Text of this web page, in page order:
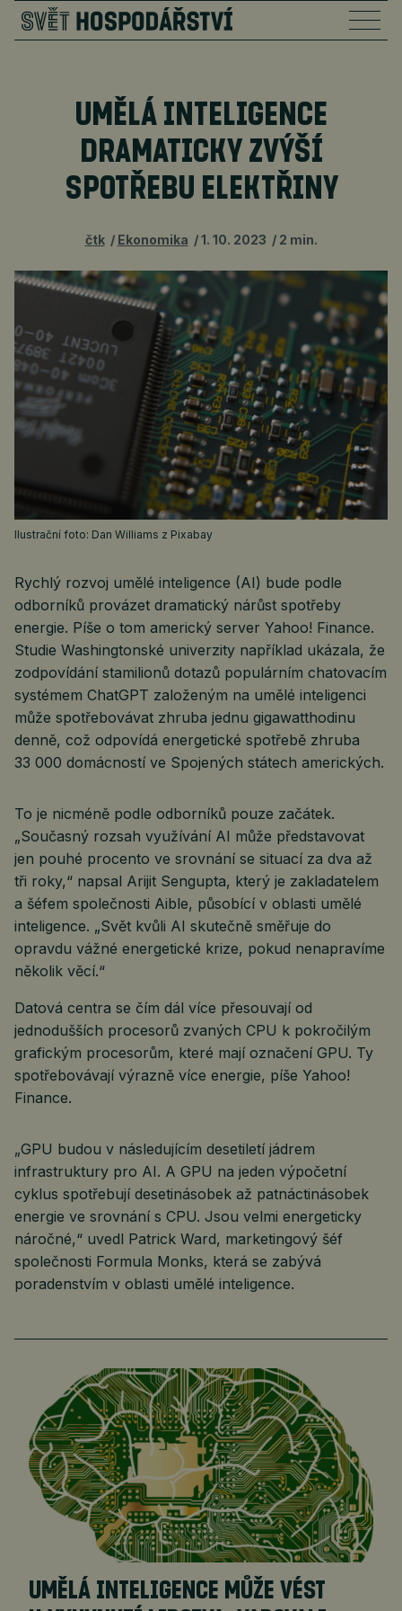
UMĚLÁ INTELIGENCE
DRAMATICKY ZVÝŠÍ
SPOTŘEBU ELEKTŘINY
čtk Ekonomika 1. 10. 2023 2 min.
Ilustrační foto: Dan Williams z Pixabay
Rychlý rozvoj umělé inteligence (AI) bude podle
odborníků provázet dramatický nárůst spotřeby
energie. Píše o tom americký server Yahoo! Finance.
Studie Washingtonské univerzity například ukázala, že
zodpovídání stamilionů dotazů populárním chatovacím
systémem ChatGPT založeným na umělé inteligenci
může spotřebovávat zhruba jednu gigawatthodinu
denně, což odpovídá energetické spotřebě zhruba
33 000 domácností ve Spojených státech amerických.
To je nicméně podle odborníků pouze začátek.
„Současný rozsah využívání AI může představovat
jen pouhé procento ve srovnání se situací za dva až
tři roky,“ napsal Arijit Sengupta, který je zakladatelem
a šéfem společnosti Aible, působící v oblasti umělé
inteligence. „Svět kvůli AI skutečně směřuje do
opravdu vážné energetické krize, pokud nenapravíme
několik věcí.“
Datová centra se čím dál více přesouvají od
jednodušších procesorů zvaných CPU k pokročilým
grafickým procesorům, které mají označení GPU. Ty
spotřebovávají výrazně více energie, píše Yahoo!
Finance.
„GPU budou v následujícím desetiletí jádrem
infrastruktury pro AI. A GPU na jeden výpočetní
cyklus spotřebují desetinásobek až patnáctinásobek
energie ve srovnání s CPU. Jsou velmi energeticky
náročné,“ uvedl Patrick Ward, marketingový šéf
společnosti Formula Monks, která se zabývá
poradenstvím v oblasti umělé inteligence.
UMĚLÁ INTELIGENCE MŮŽE VÉST